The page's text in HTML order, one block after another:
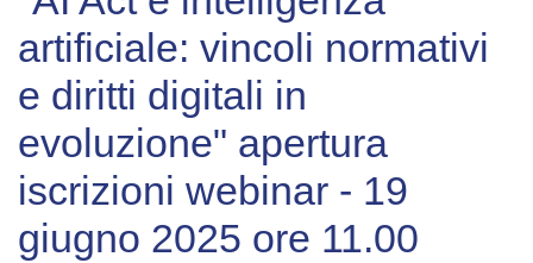
artificiale: vincoli normativi
e diritti digitali in
evoluzione" apertura
iscrizioni webinar - 19
giugno 2025 ore 11.00